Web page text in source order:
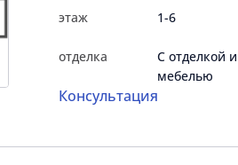
этаж 1-6
отделка
С отделкой и
мебелью
Консультация